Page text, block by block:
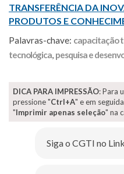
TRANSFERÊNCIA DA
PRODUTOS E
Palavras-chave: capacitação
tecnológica, pesquisa e
DICA PARA IMPRESSÃO: Para
pressione "Ctrl+A" e em
"Imprimir apenas seleção" na
Siga o CGTI no